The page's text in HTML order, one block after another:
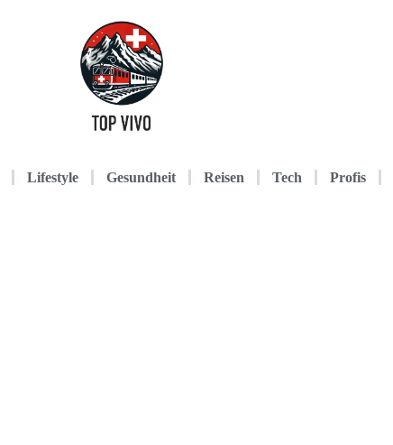
Lifestyle Gesundheit Reisen Tech Profis